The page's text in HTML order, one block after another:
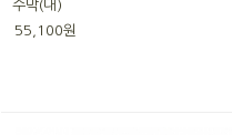
수막(대)
55,100원